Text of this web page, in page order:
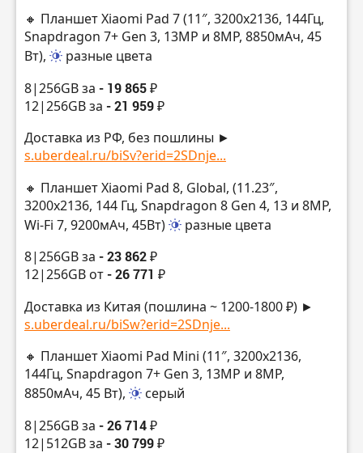
🔸 Планшет Xiaomi Pad 7 (11″, 3200х2136, 144Гц,
Snapdragon 7+ Gen 3, 13MP и 8MP, 8850мАч, 45
Вт),
разные цвета
8|256GB за - 19 865 ₽
12|256GB за - 21 959 ₽
Доставка из РФ, без пошлины ►
s.uberdeal.ru/biSv?erid=2SDnje...
🔸 Планшет Xiaomi Pad 8, Global, (11.23″,
3200х2136, 144 Гц, Snapdragon 8 Gen 4, 13 и 8MP,
Wi-Fi 7, 9200мАч, 45Вт)
разные цвета
8|256GB за - 23 862 ₽
12|256GB от- 26 771 ₽
Доставка из Китая (пошлина ~ 1200-1800 ₽) ►
s.uberdeal.ru/biSw?erid=2SDnje...
🔸 Планшет Xiaomi Pad Mini (11″, 3200х2136,
144Гц, Snapdragon 7+ Gen 3, 13MP и 8MP,
8850мАч, 45 Вт),
серый
8|256GB за - 26 714 ₽
12|512GB за - 30 799 ₽